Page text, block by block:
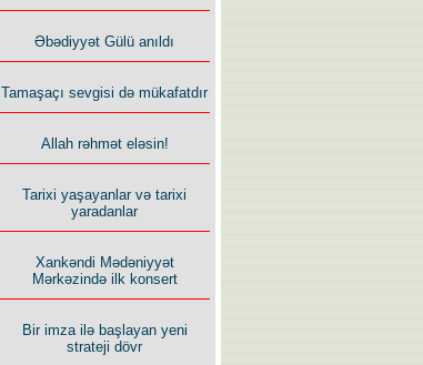
Əbədiyyət Gülü anıldı
Tamaşaçı sevgisi də mükafatdır
Allah rəhmət eləsin!
Tarixi yaşayanlar və tarixi
yaradanlar
Xankəndi Mədəniyyət
Mərkəzində ilk konsert
Bir imza ilə başlayan yeni
strateji dövr